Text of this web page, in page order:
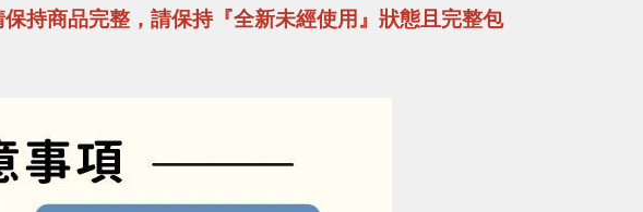
持商品完整，請保持『全新未經使用』狀態且完整包